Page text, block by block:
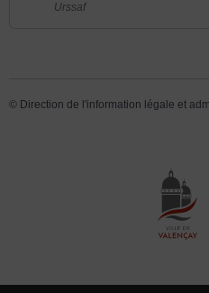
Urssaf
© Direction de l'information légale et